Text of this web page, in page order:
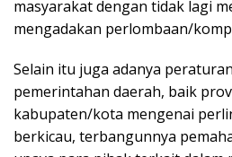
masyarakat dengan tidak lagi
mengadakan perlombaan/
Selain itu juga adanya
pemerintahan daerah, baik
kabupaten/kota mengenai
berkicau, terbangunnya